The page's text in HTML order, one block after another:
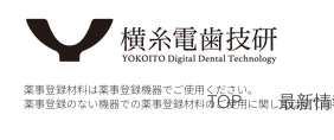
薬事登録材料は薬事登録機器でご使用ください。
薬事登録のない機器での薬事登録材料のご使用に関しては全て自
TOP 最新